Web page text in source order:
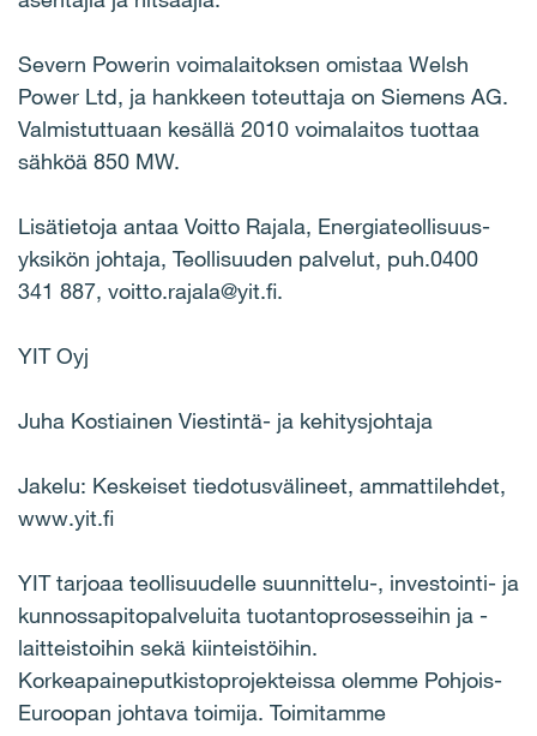
Severn Powerin voimalaitoksen omistaa Welsh
Power Ltd, ja hankkeen toteuttaja on Siemens AG.
Valmistuttuaan kesällä 2010 voimalaitos tuottaa
sähköä 850 MW.
Lisätietoja antaa Voitto Rajala, Energiateollisuus-
yksikön johtaja, Teollisuuden palvelut, puh.0400
341 887, voitto.rajala@yit.fi.
YIT Oyj
Juha Kostiainen Viestintä- ja kehitysjohtaja
Jakelu: Keskeiset tiedotusvälineet, ammattilehdet,
www.yit.fi
YIT tarjoaa teollisuudelle suunnittelu-, investointi- ja
kunnossapitopalveluita tuotantoprosesseihin ja -
laitteistoihin sekä kiinteistöihin.
Korkeapaineputkistoprojekteissa olemme Pohjois-
Euroopan johtava toimija. Toimitamme